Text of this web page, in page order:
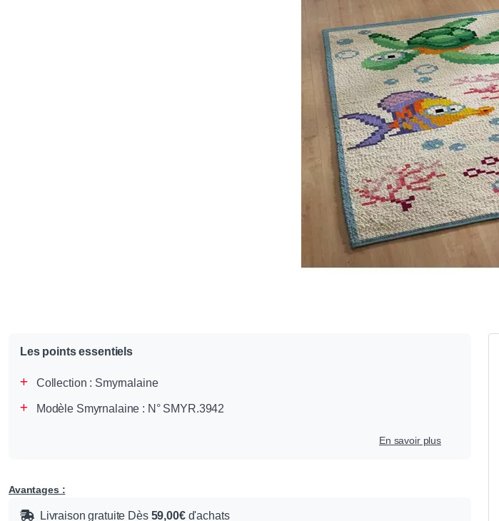
Les points essentiels
Collection : Smyrnalaine
Modèle Smyrnalaine : N° SMYR.3942
En savoir plus
Avantages :
Livraison gratuite Dès 59,00€d'achats